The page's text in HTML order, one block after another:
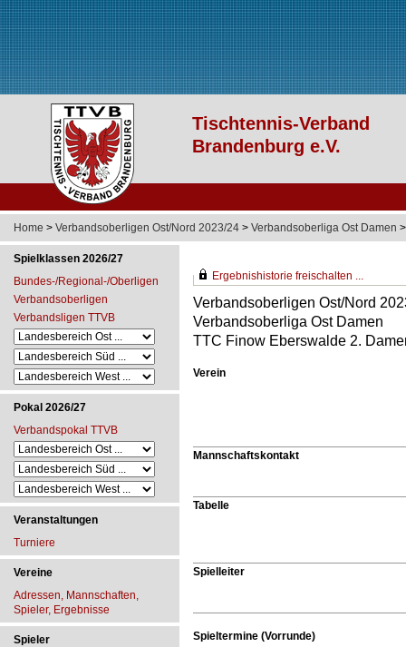
Home > Verbandsoberligen Ost/Nord 2023/24 > Verbandsoberliga Ost Damen >
Spielklassen 2026/27
Bundes-/Regional-/Oberligen
Verbandsoberligen
Verbandsligen TTVB
Pokal 2026/27
Verbandspokal TTVB
Veranstaltungen
Turniere
Vereine
Adressen, Mannschaften,
Spieler, Ergebnisse
Spieler
Ergebnishistorie freischalten ...
Verbandsoberligen Ost/Nord
Verbandsoberliga Ost Damen
TTC Finow Eberswalde 2.
Verein
Mannschaftskontakt
Tabelle
Spielleiter
Spieltermine (Vorrunde)